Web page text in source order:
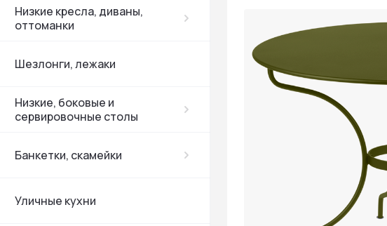
Низкие кресла, диваны,
оттоманки
Шезлонги, лежаки
Низкие, боковые и
сервировочные столы
Банкетки, скамейки
Уличные кухни